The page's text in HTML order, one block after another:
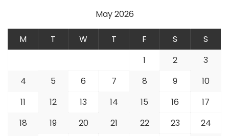
May 2026
M T W T F S
S
1
2
3
4
5 6 7 8 9
10
11
12 13 14 15 16
17
18
19 20 21 22 23
24